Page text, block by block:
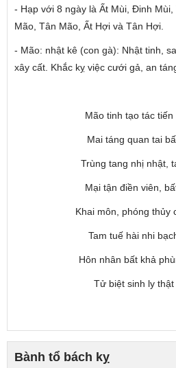
- Hạp với 8 ngày là Ất Mùi, Đinh
Mão, Tân Mão, Ất Hợi và Tân Hợi.
- Mão: nhật kê (con gà): Nhật tinh,
xây cất. Khắc kỵ việc cưới gả, an
Mão tinh tạo tác tiến
Mai táng quan tai
Trùng tang nhị nhật,
Mại tận điền viên,
Khai môn, phóng thủy
Tam tuế hài nhi
Hôn nhân bất khả
Tử biệt sinh ly thật
Bành tổ bách kỵ